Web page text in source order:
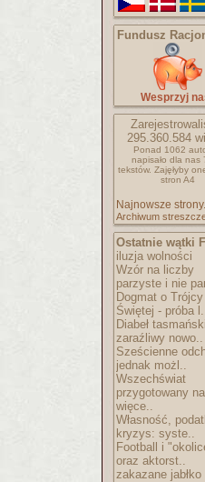
Fundusz
Wesprzyj
295.360.584
Ponad 1062
napisało dla nas
tekstów. Zajęłyby
stron A4
Najnowsze
Archiwum
Ostatnie wątki
iluzja wolności
Wzór na liczby
parzyste i nie
Dogmat o Trójcy
Świętej - próba
Diabeł
zaraźliwy nowo..
Sześcienne
jednak możl..
Wszechświat
przygotowany na
więce..
Własność,
kryzys: syste..
Football i
oraz aktorst..
zakazane